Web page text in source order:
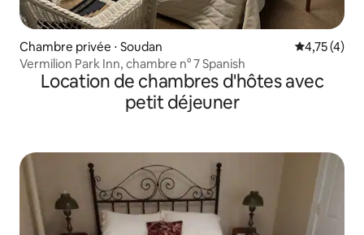
Chambre privée ⋅ Soudan Évaluation
4,75 (4)
Vermilion Park Inn, chambre n° 7 Spanish
Location de chambres d'hôtes avec
petit déjeuner